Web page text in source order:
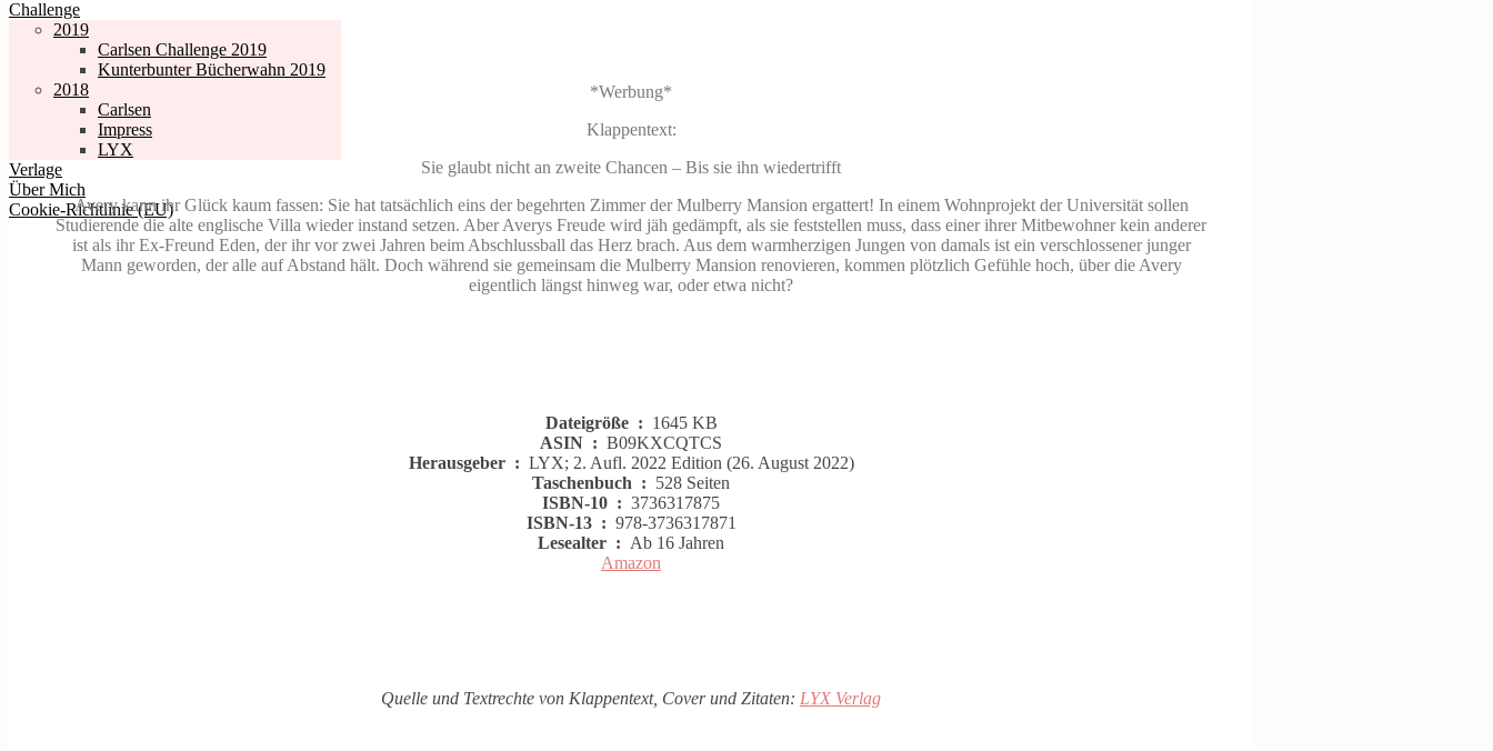
Challenge
2019
Carlsen Challenge 2019
Kunterbunter Bücherwahn 2019
2018
Carlsen
Impress
LYX
Verlage
Über Mich
Cookie-Richtlinie (EU)
*Werbung*
Klappentext:
Sie glaubt nicht an zweite Chancen – Bis sie ihn wiedertrifft
Avery kann ihr Glück kaum fassen: Sie hat tatsächlich eins der begehrten Zimmer der Mulberry Mansion ergattert! In einem Wohnprojekt der Universität sollen
Studierende die alte englische Villa wieder instand setzen. Aber Averys Freude wird jäh gedämpft, als sie feststellen muss, dass einer ihrer Mitbewohner kein anderer
ist als ihr Ex-Freund Eden, der ihr vor zwei Jahren beim Abschlussball das Herz brach. Aus dem warmherzigen Jungen von damals ist ein verschlossener junger
Mann geworden, der alle auf Abstand hält. Doch während sie gemeinsam die Mulberry Mansion renovieren, kommen plötzlich Gefühle hoch, über die Avery
eigentlich längst hinweg war, oder etwa nicht?
Dateigröße ‏ : ‎ 1645 KB
ASIN ‏ : ‎ B09KXCQTCS
Herausgeber ‏ : ‎ LYX; 2. Aufl. 2022 Edition (26. August 2022)
Taschenbuch ‏ : ‎ 528 Seiten
ISBN-10 ‏ : ‎ 3736317875
ISBN-13 ‏ : ‎ 978-3736317871
Lesealter ‏ : ‎ Ab 16 Jahren
Amazon
Quelle und Textrechte von Klappentext, Cover und Zitaten: LYX Verlag